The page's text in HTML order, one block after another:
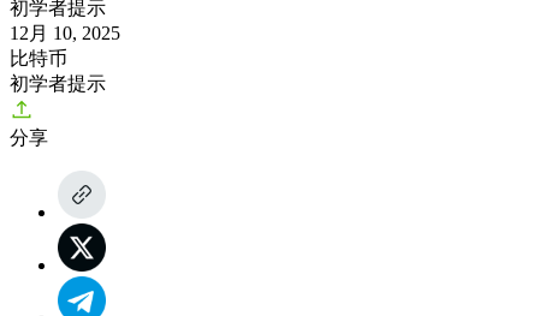
初学者提示
12月 10, 2025
比特币
初学者提示
分享